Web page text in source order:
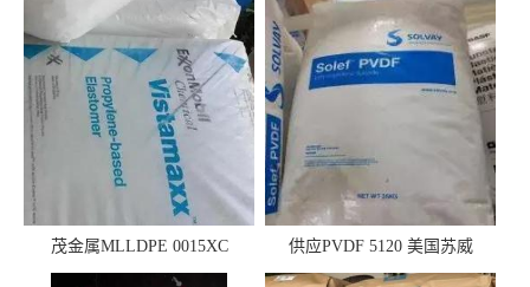
茂金属MLLDPE 0015XC
0019XC 现货
供应PVDF 5120 美国苏威